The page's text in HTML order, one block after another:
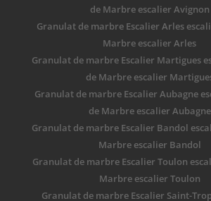
de Marbre escalier Avignon
Granulat de marbre Escalier Arles
Marbre escalier Arles
Granulat de marbre Escalier Martigues
de Marbre escalier
Granulat de marbre Escalier Aubagne
de Marbre escalier Aubagne
Granulat de marbre Escalier Bandol
Marbre escalier Bandol
Granulat de marbre Escalier Toulon
Marbre escalier Toulon
Granulat de marbre Escalier Saint-